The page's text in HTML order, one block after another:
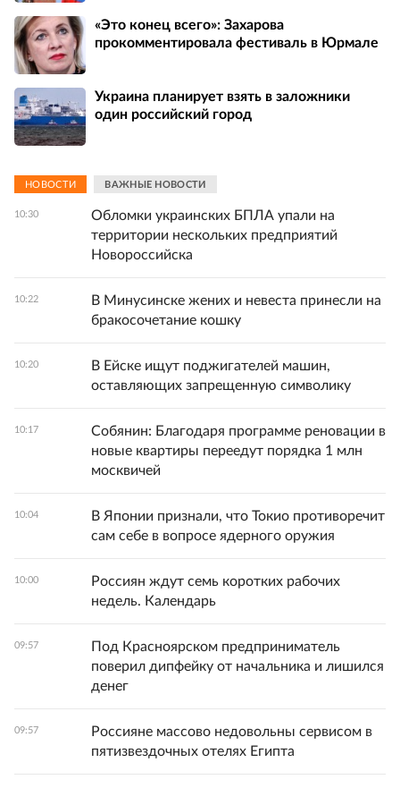
«Это конец всего»: Захарова
прокомментировала фестиваль в Юрмале
Украина планирует взять в заложники
один российский город
НОВОСТИ ВАЖНЫЕ НОВОСТИ
10:30
Обломки украинских БПЛА упали на
территории нескольких предприятий
Новороссийска
10:22
В Минусинске жених и невеста принесли на
бракосочетание кошку
10:20
В Ейске ищут поджигателей машин,
оставляющих запрещенную символику
10:17
Собянин: Благодаря программе реновации в
новые квартиры переедут порядка 1 млн
москвичей
10:04
В Японии признали, что Токио противоречит
сам себе в вопросе ядерного оружия
10:00
Россиян ждут семь коротких рабочих
недель. Календарь
09:57
Под Красноярском предприниматель
поверил дипфейку от начальника и лишился
денег
09:57
Россияне массово недовольны сервисом в
пятизвездочных отелях Египта